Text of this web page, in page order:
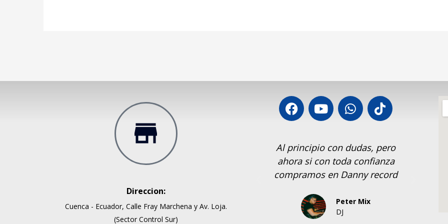
Direccion:
Cuenca - Ecuador, Calle Fray Marchena y Av. Loja.
(Sector Control Sur)
Trabajando siempre con lo mejor!!
comprado en Danny Records
Alejandro Landivar
Al principio con dudas, pero
ahora si con toda confianza
compramos en Danny record
Peter Mix
DJ